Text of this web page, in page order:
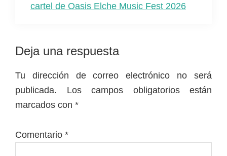
cartel de Oasis Elche Music Fest 2026
Interacciones
los
lectores
Deja una respuesta
Tu dirección de correo electrónico no será
publicada.
Los campos obligatorios están
marcados con *
Comentario *